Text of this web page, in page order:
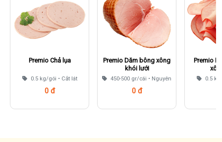
Premio Chả lụa
0.5 kg/gói • Cắt lát
0 đ
Premio Dăm bông xông
khói lưới
450-500 gr/cái • Nguyên
0 đ
Premio
0.5